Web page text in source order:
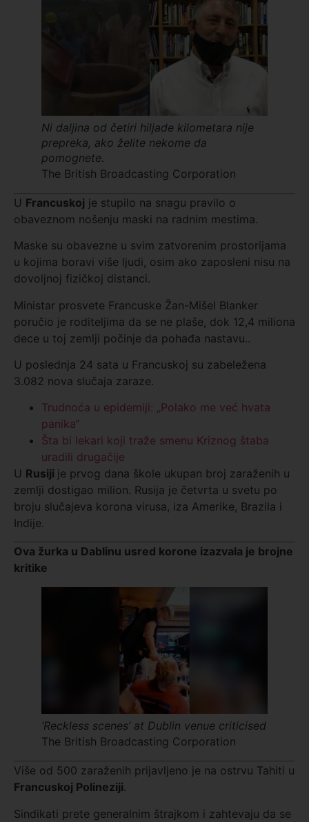
Ni daljina od četiri hiljade kilometara nije
prepreka, ako želite nekome da
pomognete.
The British Broadcasting Corporation
U Francuskoj je stupilo na snagu pravilo o
obaveznom nošenju maski na radnim mestima.
Maske su obavezne u svim zatvorenim prostorijama
u kojima boravi više ljudi, osim ako zaposleni nisu na
dovoljnoj fizičkoj distanci.
Ministar prosvete Francuske Žan-Mišel Blanker
poručio je roditeljima da se ne plaše, dok 12,4 miliona
dece u toj zemlji počinje da pohađa nastavu..
U poslednja 24 sata u Francuskoj su zabeležena
3.082 nova slučaja zaraze.
Trudnoća u epidemiji: „Polako me već hvata
panika“
Šta bi lekari koji traže smenu Kriznog štaba
uradili drugačije
U Rusiji je prvog dana škole ukupan broj zaraženih u
zemlji dostigao milion. Rusija je četvrta u svetu po
broju slučajeva korona virusa, iza Amerike, Brazila i
Indije.
Ova žurka u Dablinu usred korone izazvala je brojne
kritike
‘Reckless scenes’ at Dublin venue criticised
The British Broadcasting Corporation
Više od 500 zaraženih prijavljeno je na ostrvu Tahiti u
Francuskoj Polineziji.
Sindikati prete generalnim štrajkom i zahtevaju da se